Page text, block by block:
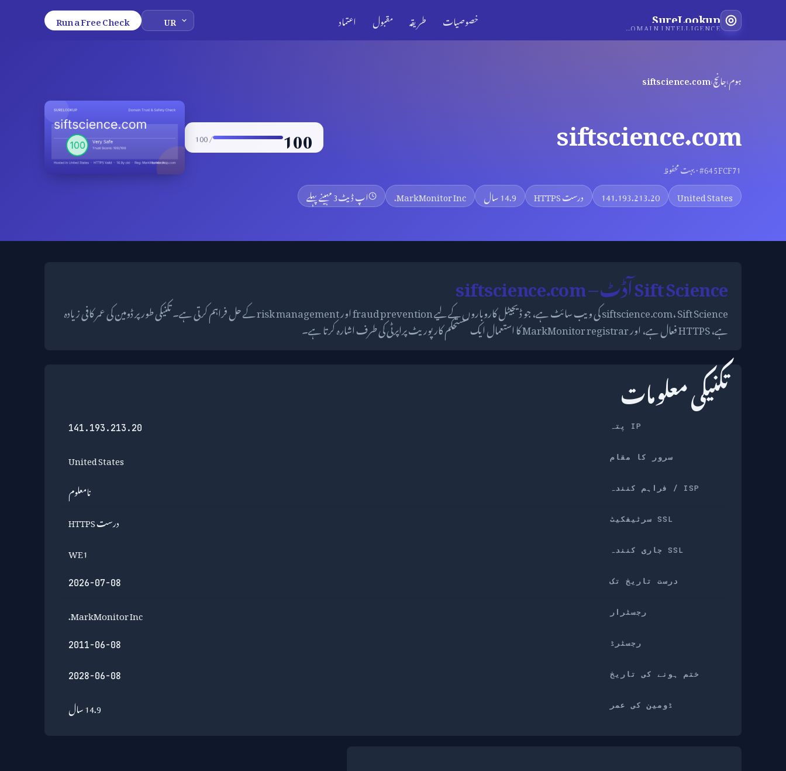
SureLookup
INDEPENDENT DOMAIN INTELLIGENCE خصوصیات طریقہ مقبول اعتماد Run a Free Check
ہوم›جانچ›
siftscience.com
siftscience.com
#645FCF71 · بہت محفوظ
100
/ 100
United States
141.193.213.20 درست HTTPS 14.9 سال MarkMonitor Inc. اپ ڈیٹ3 مہینے پہلے
Sift Science آڈٹ – siftscience.com
siftscience.com، Sift Science کی ویب سائٹ ہے، جو ڈیجیٹل کاروباروں کے لیے fraud prevention اور risk management کے حل فراہم کرتی ہے۔ تکنیکی طور پر ڈومین کی عمر کافی زیادہ
ہے، HTTPS فعال ہے، اور MarkMonitor registrar کا استعمال ایک مستحکم کارپوریٹ پراپرٹی کی طرف اشارہ کرتا ہے۔
تکنیکی معلومات
IP پتہ 141.193.213.20
سرور کا مقام United States
ISP / فراہم کنندہ نامعلوم
SSL سرٹیفکیٹ درست HTTPS
SSL جاری کنندہ WE1
درست تاریخ تک 2026-07-08
رجسٹرار MarkMonitor Inc.
رجسٹرڈ 2011-06-08
ختم ہونے کی تاریخ 2028-06-08
ڈومین کی عمر 14.9 سال